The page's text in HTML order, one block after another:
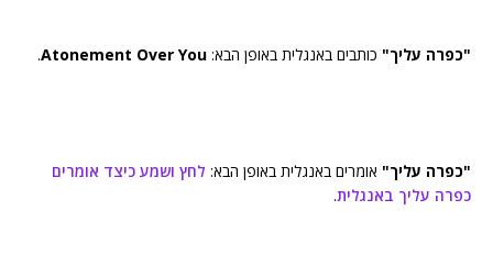
"כפרה עליך" כותבים באנגלית באופן הבא: Atonement Over You
.
"כפרה עליך" אומרים באנגלית באופן הבא: לחץ ושמע כיצד אומרים
כפרה עליך באנגלית.